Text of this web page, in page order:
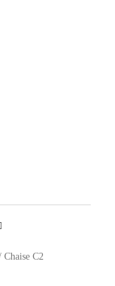
Chaise C2